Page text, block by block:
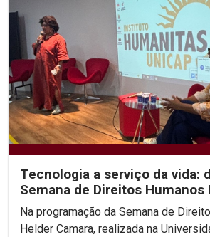
Tecnologia a serviço da vida:
Semana de Direitos Humanos
Camara na Unicap...
Na programação da Semana de
Helder Camara, realizada na